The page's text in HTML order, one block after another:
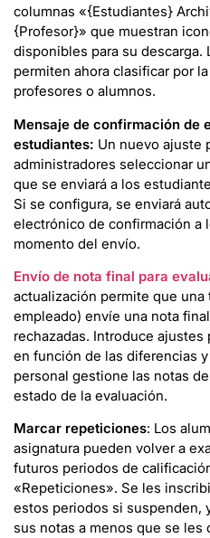
columnas «{Estudiantes}
{Profesor}» que muestran
disponibles para su descarga.
permiten ahora clasificar por
profesores o alumnos.
Mensaje de confirmación de
estudiantes: Un nuevo ajuste
administradores seleccionar
que se enviará a los
Si se configura, se enviará
electrónico de confirmación a
momento del envío.
Envío de nota final para
actualización permite que una
empleado) envíe una nota
rechazadas. Introduce ajustes
en función de las diferencias
personal gestione las notas
estado de la evaluación.
Marcar repeticiones: Los
asignatura pueden volver a
futuros periodos de
«Repeticiones». Se les
estos periodos si suspenden,
sus notas a menos que se les